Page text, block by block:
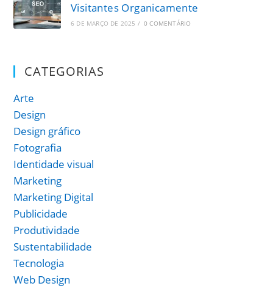
Visitantes Organicamente
6 DE MARÇO DE 2025 / 0 COMENTÁRIO
CATEGORIAS
Arte
Design
Design gráfico
Fotografia
Identidade visual
Marketing
Marketing Digital
Publicidade
Produtividade
Sustentabilidade
Tecnologia
Web Design